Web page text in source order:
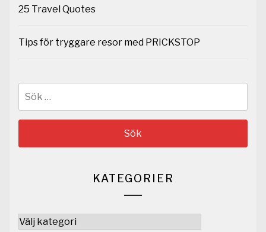
25 Travel Quotes
Tips för tryggare resor med PRICKSTOP
KATEGORIER
Kategorier